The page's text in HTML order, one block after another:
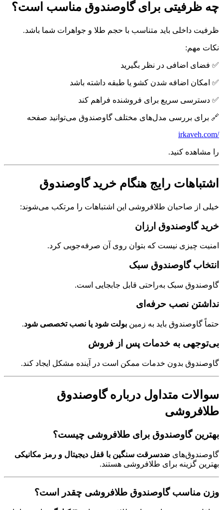
چه ظرفیتی برای گاوصندوق مناسب است؟
ظرفیت داخلی باید متناسب با حجم طلا و جواهرات شما باشد.
نکات مهم:
✅ فضای اضافی در نظر بگیرید
✅ امکان اضافه شدن کشو یا طبقه داشته باشد
✅ دسترسی سریع برای فروشنده فراهم کند
🔗 برای بررسی مدل‌های مختلف گاوصندوق می‌توانید صفحه
/irkaveh.com
را مشاهده کنید.
اشتباهات رایج هنگام خرید گاوصندوق
خیلی از صاحبان طلافروشی این اشتباهات را مرتکب می‌شوند:
خرید گاوصندوق ارزان
امنیت چیزی نیست که بتوان روی آن صرفه‌جویی کرد.
انتخاب گاوصندوق سبک
گاوصندوق سبک به‌راحتی قابل جابجایی است.
نداشتن نصب حرفه‌ای
حتماً گاوصندوق باید به زمین بولت شود یا نصب تخصصی شود.
بی‌توجهی به خدمات پس از فروش
گاوصندوق بدون خدمات ممکن است در آینده مشکل ایجاد کند.
سوالات متداول درباره گاوصندوق
طلافروشی
بهترین گاوصندوق برای طلافروشی چیست؟
گاوصندوق‌های ضدسرقت سنگین با قفل دیجیتال و رمز مکانیکی
بهترین گزینه برای طلافروشی هستند.
وزن مناسب گاوصندوق طلافروشی چقدر است؟